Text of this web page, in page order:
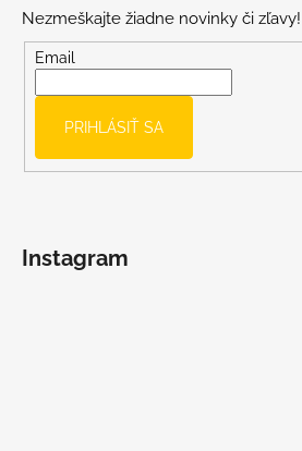
Nezmeškajte žiadne novinky či zľavy!
Email
PRIHLÁSIŤ SA
Instagram